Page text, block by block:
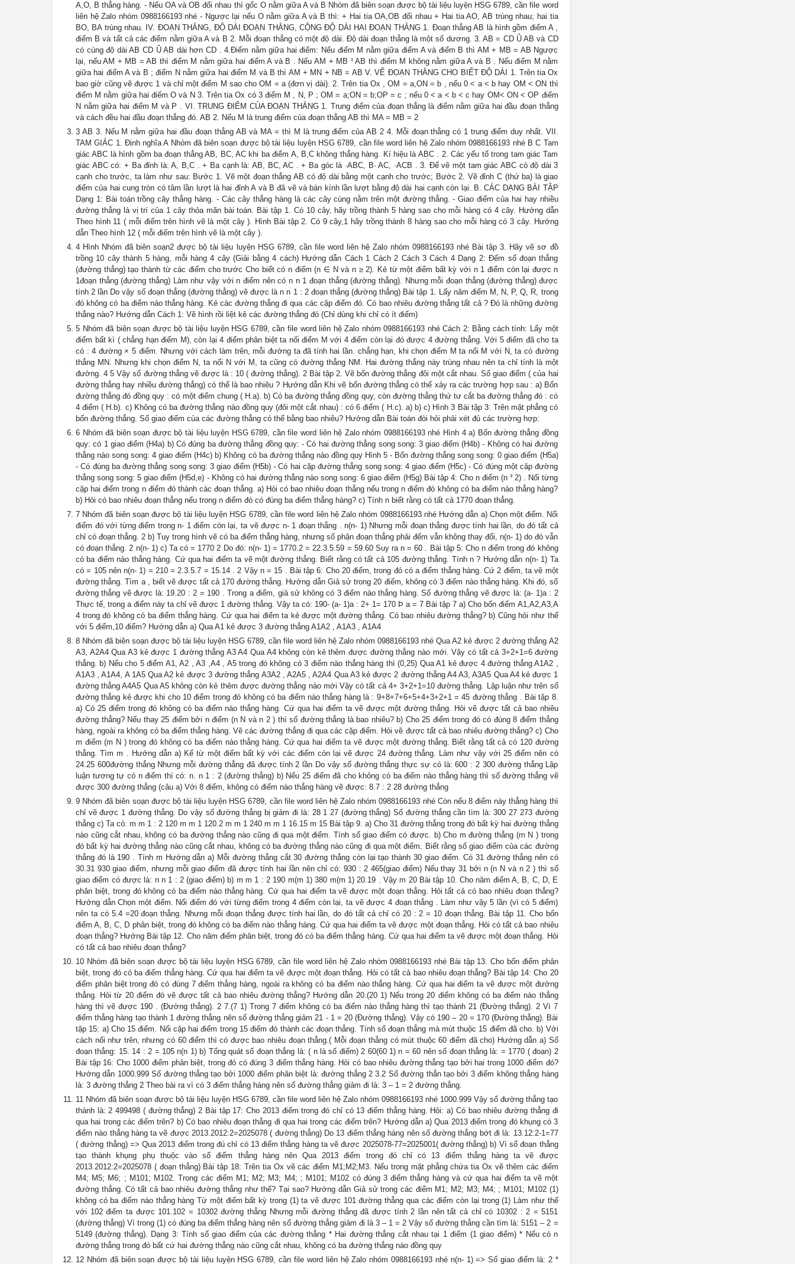
A,O, B thẳng hàng. - Nếu OA và OB đối nhau thì gốc O nằm giữa A và B Nhóm đã biên soạn được bộ tài liệu luyện HSG 6789, cần file word
liên hệ Zalo nhóm 0988166193 nhé - Ngược lại nếu O nằm giữa A và B thì: + Hai tia OA,OB đối nhau + Hai tia AO, AB trùng nhau; hai tia
BO, BA trùng nhau. IV. ĐOẠN THẲNG, ĐỘ DÀI ĐOẠN THẲNG, CỘNG ĐỘ DÀI HAI ĐOẠN THẲNG 1. Đoạn thẳng AB là hình gồm điểm A ,
điểm B và tất cả các điểm nằm giữa A và B 2. Mỗi đoạn thẳng có một độ dài. Độ dài đoạn thẳng là một số dương. 3. AB = CD Û AB và CD
có cùng độ dài AB CD Û AB dài hơn CD . 4.Điểm nằm giữa hai điểm: Nếu điểm M nằm giữa điểm A và điểm B thì AM + MB = AB Ngược
lại, nếu AM + MB = AB thì điểm M nằm giữa hai điểm A và B . Nếu AM + MB ¹ AB thì điểm M không nằm giữa A và B . Nếu điểm M nằm
giữa hai điểm A và B ; điểm N nằm giữa hai điểm M và B thì AM + MN + NB = AB V. VẼ ĐOẠN THẲNG CHO BIẾT ĐỘ DÀI 1. Trên tia Ox
bao giờ cũng vẽ được 1 và chỉ một điểm M sao cho OM = a (đơn vị dài). 2. Trên tia Ox , OM = a,ON = b , nếu 0 < a < b hay OM < ON thì
điểm M nằm giữa hai điểm O và N 3. Trên tia Ox có 3 điểm M , N, P ; OM = a;ON = b;OP = c ; nếu 0 < a < b < c hay OM< ON < OP điểm
N nằm giữa hai điểm M và P . VI. TRUNG ĐIỂM CỦA ĐOẠN THẲNG 1. Trung điểm của đoạn thẳng là điểm nằm giữa hai đầu đoạn thẳng
và cách đều hai đầu đoạn thẳng đó. AB 2. Nếu M là trung điểm của đoạn thẳng AB thì MA = MB = 2
3 AB 3. Nếu M nằm giữa hai đầu đoạn thẳng AB và MA = thì M là trung điểm của AB 2 4. Mỗi đoạn thẳng có 1 trung điểm duy nhất. VII.
TAM GIÁC 1. Định nghĩa A Nhóm đã biên soạn được bộ tài liệu luyện HSG 6789, cần file word liên hệ Zalo nhóm 0988166193 nhé B C Tam
giác ABC là hình gồm ba đoạn thẳng AB, BC, AC khi ba điểm A, B,C không thẳng hàng. Kí hiệu là ABC . 2. Các yếu tố trong tam giác Tam
giác ABC có: + Ba đỉnh là: A, B,C . + Ba cạnh là: AB, BC, AC . + Ba góc là ·ABC, B· AC, ·ACB . 3. Để vẽ một tam giác ABC có độ dài 3
cạnh cho trước, ta làm như sau: Bước 1. Vẽ một đoạn thẳng AB có độ dài bằng một cạnh cho trước; Bước 2. Vẽ đỉnh C (thứ ba) là giao
điểm của hai cung tròn có tâm lần lượt là hai đỉnh A và B đã vẽ và bán kính lần lượt bằng độ dài hai cạnh còn lại. B. CÁC DẠNG BÀI TẬP
Dạng 1: Bài toán trồng cây thẳng hàng. - Các cây thẳng hàng là các cây cùng nằm trên một đường thẳng. - Giao điểm của hai hay nhiều
đường thẳng là vị trí của 1 cây thỏa mãn bài toán. Bài tập 1. Có 10 cây, hãy trồng thành 5 hàng sao cho mỗi hàng có 4 cây. Hướng dẫn
Theo hình 11 ( mỗi điểm trên hình vẽ là một cây ). Hình Bài tập 2. Có 9 cây,1 hãy trồng thành 8 hàng sao cho mỗi hàng có 3 cây. Hướng
dẫn Theo hình 12 ( mỗi điểm trên hình vẽ là một cây ).
4 Hình Nhóm đã biên soạn2 được bộ tài liệu luyện HSG 6789, cần file word liên hệ Zalo nhóm 0988166193 nhé Bài tập 3. Hãy vẽ sơ đồ
trồng 10 cây thành 5 hàng, mỗi hàng 4 cây (Giải bằng 4 cách) Hướng dẫn Cách 1 Cách 2 Cách 3 Cách 4 Dạng 2: Đếm số đoạn thẳng
(đường thẳng) tạo thành từ các điểm cho trước Cho biết có n điểm (n ∈ N và n ≥ 2). Kẻ từ một điểm bất kỳ với n 1 điểm còn lại được n
1đoạn thẳng (đường thẳng) Làm như vậy với n điểm nên có n n 1 đoạn thẳng (đường thẳng). Nhưng mỗi đoạn thẳng (đường thẳng) được
tính 2 lần Do vậy số đoạn thẳng (đường thẳng) vẽ được là n n 1 : 2 đoạn thẳng (đường thẳng) Bài tập 1. Lấy năm điểm M, N, P, Q, R, trong
đó không có ba điểm nào thẳng hàng. Kẻ các đường thẳng đi qua các cặp điểm đó. Có bao nhiêu đường thẳng tất cả ? Đó là những đường
thẳng nào? Hướng dẫn Cách 1: Vẽ hình rồi liệt kê các đường thẳng đó (Chỉ dùng khi chỉ có ít điểm)
5 Nhóm đã biên soạn được bộ tài liệu luyện HSG 6789, cần file word liên hệ Zalo nhóm 0988166193 nhé Cách 2: Bằng cách tính: Lấy một
điểm bất kì ( chẳng hạn điểm M), còn lại 4 điểm phân biệt ta nối điểm M với 4 điểm còn lại đó được 4 đường thẳng. Với 5 điểm đã cho ta
có : 4 đường × 5 điểm. Nhưng với cách làm trên, mỗi đường ta đã tính hai lần. chẳng hạn, khi chọn điểm M ta nối M với N, ta có đường
thẳng MN. Nhưng khi chọn điểm N, ta nối N với M, ta cũng có đường thẳng NM. Hai đường thẳng này trùng nhau nên ta chỉ tính là một
đường. 4 5 Vậy số đường thẳng vẽ được là : 10 ( đường thẳng). 2 Bài tập 2. Vẽ bốn đường thẳng đôi một cắt nhau. Số giao điểm ( của hai
đường thẳng hay nhiều đường thẳng) có thể là bao nhiêu ? Hướng dẫn Khi vẽ bốn đường thẳng có thể xảy ra các trường hợp sau : a) Bốn
đường thẳng đó đồng quy : có một điểm chung ( H.a). b) Có ba đường thẳng đồng quy, còn đường thẳng thứ tư cắt ba đường thẳng đó : có
4 điểm ( H.b). c) Không có ba đường thẳng nào đồng quy (đôi một cắt nhau) : có 6 điểm ( H.c). a) b) c) Hình 3 Bài tập 3: Trên mặt phẳng có
bốn đường thẳng. Số giao điểm của các đường thẳng có thể bằng bao nhiêu? Hướng dẫn Bài toán đòi hỏi phải xét đủ các trường hợp:
6 Nhóm đã biên soạn được bộ tài liệu luyện HSG 6789, cần file word liên hệ Zalo nhóm 0988166193 nhé Hình 4 a) Bốn đường thẳng đồng
quy: có 1 giao điểm (H4a) b) Có đúng ba đường thẳng đồng quy: - Có hai đường thẳng song song: 3 giao điểm (H4b) - Không có hai đường
thẳng nào song song: 4 giao điểm (H4c) b) Không có ba đường thẳng nào đồng quy Hình 5 - Bốn đường thẳng song song: 0 giao điểm (H5a)
- Có đúng ba đường thẳng song song: 3 giao điểm (H5b) - Có hai cặp đường thẳng song song: 4 giao điểm (H5c) - Có đúng một cặp đường
thẳng song song: 5 giao điểm (H5d,e) - Không có hai đường thẳng nào song song: 6 giao điểm (H5g) Bài tập 4: Cho n điểm (n ³ 2) . Nối từng
cặp hai điểm trong n điểm đó thành các đoạn thẳng. a) Hỏi có bao nhiêu đoạn thẳng nếu trong n điểm đó không có ba điểm nào thẳng hàng?
b) Hỏi có bao nhiêu đoạn thẳng nếu trong n điểm đó có đúng ba điểm thẳng hàng? c) Tính n biết rằng có tất cả 1770 đoạn thẳng.
7 Nhóm đã biên soạn được bộ tài liệu luyện HSG 6789, cần file word liên hệ Zalo nhóm 0988166193 nhé Hướng dẫn a) Chọn một điểm. Nối
điểm đó với từng điểm trong n- 1 điểm còn lại, ta vẽ được n- 1 đoạn thẳng . n(n- 1) Nhưng mỗi đoạn thẳng được tính hai lần, do đó tất cả
chỉ có đoạn thẳng. 2 b) Tuy trong hình vẽ có ba điểm thẳng hàng, nhưng số phận đoạn thẳng phải đếm vẫn không thay đổi, n(n- 1) do đó vẫn
có đoạn thẳng. 2 n(n- 1) c) Ta có = 1770 2 Do đó: n(n- 1) = 1770.2 = 22.3.5.59 = 59.60 Suy ra n = 60 . Bài tập 5: Cho n điểm trong đó không
có ba điểm nào thẳng hàng. Cứ qua hai điểm ta vẽ một đường thẳng. Biết rằng có tất cả 105 đường thẳng. Tính n ? Hướng dẫn n(n- 1) Ta
có = 105 nên n(n- 1) = 210 = 2.3.5.7 = 15.14 . 2 Vậy n = 15 . Bài tập 6: Cho 20 điểm, trong đó có a điểm thẳng hàng. Cứ 2 điểm, ta vẽ một
đường thẳng. Tìm a , biết vẽ được tất cả 170 đường thẳng. Hướng dẫn Giả sử trong 20 điểm, không có 3 điểm nào thẳng hàng. Khi đó, số
đường thẳng vẽ được là: 19.20 : 2 = 190 . Trong a điểm, giả sử không có 3 điểm nào thẳng hàng. Số đường thẳng vẽ được là: (a- 1)a : 2
Thực tế, trong a điểm này ta chỉ vẽ được 1 đường thẳng. Vậy ta có: 190- (a- 1)a : 2+ 1= 170 Þ a = 7 Bài tập 7 a) Cho bốn điểm A1,A2,A3,A
4 trong đó không có ba điểm thẳng hàng. Cứ qua hai điểm ta kẻ được một đường thẳng. Có bao nhiêu đường thẳng? b) Cũng hỏi như thế
với 5 điểm,10 điểm? Hướng dẫn a) Qua A1 kẻ được 3 đường thẳng A1A2 , A1A3 , A1A4
8 Nhóm đã biên soạn được bộ tài liệu luyện HSG 6789, cần file word liên hệ Zalo nhóm 0988166193 nhé Qua A2 kẻ được 2 đường thẳng A2
A3, A2A4 Qua A3 kẻ được 1 đường thẳng A3 A4 Qua A4 không còn kẻ thêm được đường thẳng nào mới. Vậy có tất cả 3+2+1=6 đường
thẳng. b) Nếu cho 5 điểm A1, A2 , A3 ,A4 , A5 trong đó không có 3 điểm nào thẳng hàng thì (0,25) Qua A1 kẻ được 4 đường thẳng A1A2 ,
A1A3 , A1A4, A 1A5 Qua A2 kẻ được 3 đường thẳng A3A2 , A2A5 , A2A4 Qua A3 kẻ được 2 đường thẳng A4 A3, A3A5 Qua A4 kẻ được 1
đường thẳng A4A5 Qua A5 không còn kẻ thêm được đường thẳng nào mới Vậy có tất cả 4+ 3+2+1=10 đường thẳng. Lập luận như trên số
đường thẳng kẻ được khi cho 10 điểm trong đó không có ba điểm nào thẳng hàng là : 9+8+7+6+5+4+3+2+1 = 45 đường thẳng . Bài tập 8.
a) Có 25 điểm trong đó không có ba điểm nào thẳng hàng. Cứ qua hai điểm ta vẽ được một đường thẳng. Hỏi vẽ được tất cả bao nhiêu
đường thẳng? Nếu thay 25 điểm bởi n điểm (n N và n 2 ) thì số đường thẳng là bao nhiêu? b) Cho 25 điểm trong đó có đúng 8 điểm thẳng
hàng, ngoài ra không có ba điểm thẳng hàng. Vẽ các đường thẳng đi qua các cặp điểm. Hỏi vẽ được tất cả bao nhiêu đường thẳng? c) Cho
m điểm (m N ) trong đó không có ba điểm nào thẳng hàng. Cứ qua hai điểm ta vẽ được một đường thẳng. Biết rằng tất cả có 120 đường
thẳng. Tìm m . Hướng dẫn a) Kể từ một điểm bất kỳ với các điểm còn lại vẽ được 24 đường thẳng. Làm như vậy với 25 điểm nên có
24.25 600đường thẳng Nhưng mỗi đường thẳng đã được tính 2 lần Do vậy số đường thẳng thực sự có là: 600 : 2 300 đường thẳng Lập
luận tương tự có n điểm thì có: n. n 1 : 2 (đường thẳng) b) Nếu 25 điểm đã cho không có ba điểm nào thẳng hàng thì số đường thẳng vẽ
được 300 đường thẳng (câu a) Với 8 điểm, không có điểm nào thẳng hàng vẽ được: 8.7 : 2 28 đường thẳng
9 Nhóm đã biên soạn được bộ tài liệu luyện HSG 6789, cần file word liên hệ Zalo nhóm 0988166193 nhé Còn nếu 8 điểm này thẳng hàng thì
chỉ vẽ được 1 đường thẳng. Do vậy số đường thẳng bị giảm đi là: 28 1 27 (đường thẳng) Số đường thẳng cần tìm là: 300 27 273 đường
thẳng c) Ta có: m m 1 : 2 120 m m 1 120.2 m m 1 240 m m 1 16.15 m 15 Bài tập 9. a) Cho 31 đường thẳng trong đó bất kỳ hai đường thẳng
nào cũng cắt nhau, không có ba đường thẳng nào cũng đi qua một điểm. Tính số giao điểm có được. b) Cho m đường thẳng (m N ) trong
đó bất kỳ hai đường thẳng nào cũng cắt nhau, không có ba đường thẳng nào cũng đi qua một điểm. Biết rằng số giao điểm của các đường
thẳng đó là 190 . Tính m Hướng dẫn a) Mỗi đường thẳng cắt 30 đường thẳng còn lại tạo thành 30 giao điểm. Có 31 đường thẳng nên có
30.31 930 giao điểm, nhưng mỗi giao điểm đã được tính hai lần nên chỉ có: 930 : 2 465(giao điểm) Nếu thay 31 bởi n (n N và n 2 ) thì số
giao điểm có được là: n n 1 : 2 (giao điểm) b) m m 1 : 2 190 m(m 1) 380 m(m 1) 20.19 . Vậy m 20 Bài tập 10. Cho năm điểm A, B, C, D, E
phân biệt, trong đó không có ba điểm nào thẳng hàng. Cứ qua hai điểm ta vẽ được một đoạn thẳng. Hỏi tất cả có bao nhiêu đoạn thẳng?
Hướng dẫn Chọn một điểm. Nối điểm đó với từng điểm trong 4 điểm còn lại, ta vẽ được 4 đoạn thẳng . Làm như vậy 5 lần (vì có 5 điểm)
nên ta có 5.4 =20 đoạn thẳng. Nhưng mỗi đoạn thẳng được tính hai lần, do đó tất cả chỉ có 20 : 2 = 10 đoạn thẳng. Bài tập 11. Cho bốn
điểm A, B, C, D phân biệt, trong đó không có ba điểm nào thẳng hàng. Cứ qua hai điểm ta vẽ được một đoạn thẳng. Hỏi có tất cả bao nhiêu
đoạn thẳng? Hướng Bài tập 12. Cho năm điểm phân biệt, trong đó có ba điểm thẳng hàng. Cứ qua hai điểm ta vẽ được một đoạn thẳng. Hỏi
có tất cả bao nhiêu đoạn thẳng?
10 Nhóm đã biên soạn được bộ tài liệu luyện HSG 6789, cần file word liên hệ Zalo nhóm 0988166193 nhé Bài tập 13. Cho bốn điểm phân
biệt, trong đó có ba điểm thẳng hàng. Cứ qua hai điểm ta vẽ được một đoạn thẳng. Hỏi có tất cả bao nhiêu đoạn thẳng? Bài tập 14: Cho 20
điểm phân biệt trong đó có đúng 7 điểm thẳng hàng, ngoài ra không có ba điểm nào thẳng hàng. Cứ qua hai điểm ta vẽ được một đường
thẳng. Hỏi từ 20 điểm đó vẽ được tất cả bao nhiêu đường thẳng? Hướng dẫn 20.(20 1) Nếu trong 20 điểm không có ba điểm nào thẳng
hàng thì vẽ được 190 . (Đường thẳng). 2 7.(7 1) Trong 7 điểm không có ba điểm nào thẳng hàng thì tạo thành 21 (Đường thẳng). 2 Vì 7
điểm thẳng hàng tạo thành 1 đường thẳng nên số đường thẳng giảm 21 - 1 = 20 (Đường thẳng). Vậy có 190 – 20 = 170 (Đường thẳng). Bài
tập 15: a) Cho 15 điểm. Nối cặp hai điểm trong 15 điểm đó thành các đoạn thẳng. Tính số đoạn thẳng mà mút thuộc 15 điểm đã cho. b) Với
cách nối như trên, nhưng có 60 điểm thì có được bao nhiêu đoạn thẳng.( Mỗi đoạn thẳng có mút thuộc 60 điểm đã cho) Hướng dẫn a) Số
đoạn thẳng: 15. 14 : 2 = 105 n(n 1) b) Tổng quát số đoạn thẳng là: ( n là số điểm) 2 60(60 1) n = 60 nên số đoạn thẳng là: = 1770 ( đoạn) 2
Bài tập 16: Cho 1000 điểm phân biệt, trong đó có đúng 3 điểm thẳng hàng. Hỏi có bao nhiêu đường thẳng tạo bởi hai trong 1000 điểm đó?
Hướng dẫn 1000.999 Số đường thẳng tạo bởi 1000 điểm phân biệt là: đường thẳng 2 3.2 Số đường thẳn tạo bởi 3 điểm không thẳng hàng
là: 3 đường thẳng 2 Theo bài ra vì có 3 điểm thẳng hàng nên số đường thẳng giảm đi là: 3 – 1 = 2 đường thẳng.
11 Nhóm đã biên soạn được bộ tài liệu luyện HSG 6789, cần file word liên hệ Zalo nhóm 0988166193 nhé 1000.999 Vậy số đường thẳng tạo
thành là: 2 499498 ( đường thẳng) 2 Bài tập 17: Cho 2013 điểm trong đó chỉ có 13 điểm thẳng hàng. Hỏi: a) Có bao nhiêu đường thẳng đi
qua hai trong các điểm trên? b) Có bao nhiêu đoạn thẳng đi qua hai trong các điểm trên? Hướng dẫn a) Qua 2013 điểm trong đó khụng có 3
điểm nào thẳng hàng ta vẽ được 2013.2012:2=2025078 ( đường thẳng) Do 13 điểm thẳng hàng nên số đường thẳng bớt đi là: 13.12:2-1=77
( đường thẳng) => Qua 2013 điểm trong đú chỉ có 13 điểm thẳng hàng ta vẽ được 2025078-77=2025001( đường thẳng) b) Vì số đoạn thẳng
tạo thành khụng phụ thuộc vào số điểm thẳng hàng nên Qua 2013 điểm trong đó chỉ có 13 điểm thẳng hàng ta vẽ được
2013.2012:2=2025078 ( đoạn thẳng) Bài tập 18: Trên tia Ox vẽ các điểm M1;M2;M3. Nếu trong mặt phẳng chứa tia Ox vẽ thêm các điểm
M4; M5; M6; ; M101; M102. Trong các điểm M1; M2; M3; M4; ; M101; M102 có đúng 3 điểm thẳng hàng và cứ qua hai điểm ta vẽ một
đường thẳng. Có tất cả bao nhiêu đường thẳng như thế? Tại sao? Hướng dẫn Giả sử trong các điểm M1; M2; M3; M4; ; M101; M102 (1)
không có ba điểm nào thẳng hàng Từ một điểm bất kỳ trong (1) ta vẽ được 101 đường thẳng qua các điểm còn lại trong (1) Làm như thế
với 102 điểm ta được 101.102 = 10302 đường thẳng Nhưng mỗi đường thẳng đã được tính 2 lần nên tất cả chỉ có 10302 : 2 = 5151
(đường thẳng) Vì trong (1) có đúng ba điểm thẳng hàng nên số đường thẳng giảm đi là 3 – 1 = 2 Vậy số đường thẳng cần tìm là: 5151 – 2 =
5149 (đường thẳng). Dạng 3: Tính số giao điểm của các đường thẳng * Hai đường thẳng cắt nhau tại 1 điểm (1 giao điểm) * Nếu có n
đường thẳng trong đó bất cứ hai đường thẳng nào cũng cắt nhau, không có ba đường thẳng nào đồng quy
12 Nhóm đã biên soạn được bộ tài liệu luyện HSG 6789, cần file word liên hệ Zalo nhóm 0988166193 nhé n(n- 1) => Số giao điểm là: 2 *